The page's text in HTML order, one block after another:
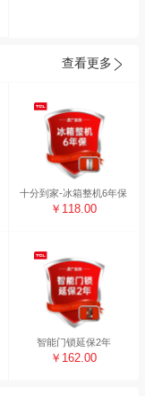
查看更多
十分到家-冰箱整机6年保
￥118.00
智能门锁延保2年
￥162.00